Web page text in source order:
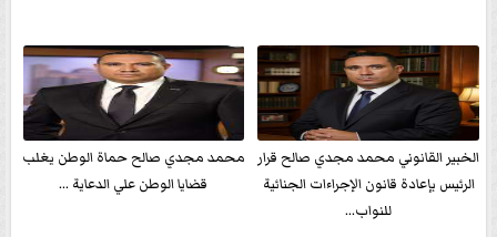
الخبير القانوني محمد مجدي صالح قرار
الرئيس بإعادة قانون الإجراءات الجنائية
للنواب...
محمد مجدي صالح حماة الوطن يغلب
قضايا الوطن علي الدعاية ...